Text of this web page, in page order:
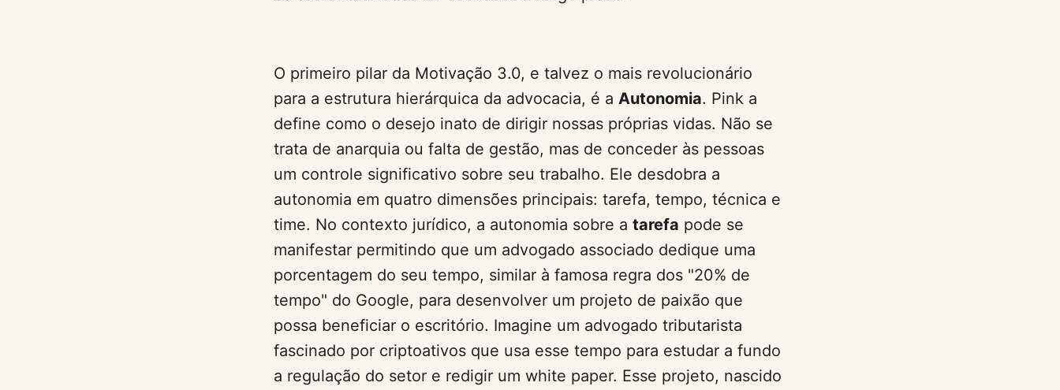
O primeiro pilar da Motivação 3.0, e talvez o mais revolucionário
para a estrutura hierárquica da advocacia, é a Autonomia. Pink a
define como o desejo inato de dirigir nossas próprias vidas. Não se
trata de anarquia ou falta de gestão, mas de conceder às pessoas
um controle significativo sobre seu trabalho. Ele desdobra a
autonomia em quatro dimensões principais: tarefa, tempo, técnica e
time. No contexto jurídico, a autonomia sobre a tarefa pode se
manifestar permitindo que um advogado associado dedique uma
porcentagem do seu tempo, similar à famosa regra dos "20% de
tempo" do Google, para desenvolver um projeto de paixão que
possa beneficiar o escritório. Imagine um advogado tributarista
fascinado por criptoativos que usa esse tempo para estudar a fundo
a regulação do setor e redigir um white paper. Esse projeto, nascido